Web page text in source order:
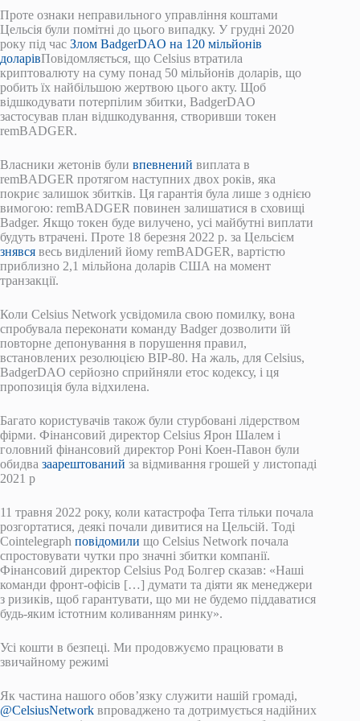
Проте ознаки неправильного управління коштами
Цельсія були помітні до цього випадку. У грудні 2020
року під час Злом BadgerDAO на 120 мільйонів
доларівПовідомляється, що Celsius втратила
криптовалюту на суму понад 50 мільйонів доларів, що
робить їх найбільшою жертвою цього акту. Щоб
відшкодувати потерпілим збитки, BadgerDAO
застосував план відшкодування, створивши токен
remBADGER.
Власники жетонів були впевнений виплата в
remBADGER протягом наступних двох років, яка
покриє залишок збитків. Ця гарантія була лише з однією
вимогою: remBADGER повинен залишатися в сховищі
Badger. Якщо токен буде вилучено, усі майбутні виплати
будуть втрачені. Проте 18 березня 2022 р. за Цельсієм
знявся весь виділений йому remBADGER, вартістю
приблизно 2,1 мільйона доларів США на момент
транзакції.
Коли Celsius Network усвідомила свою помилку, вона
спробувала переконати команду Badger дозволити їй
повторне депонування в порушення правил,
встановлених резолюцією BIP-80. На жаль, для Celsius,
BadgerDAO серйозно сприйняли етос кодексу, і ця
пропозиція була відхилена.
Багато користувачів також були стурбовані лідерством
фірми. Фінансовий директор Celsius Ярон Шалем і
головний фінансовий директор Роні Коен-Павон були
обидва заарештований за відмивання грошей у листопаді
2021 р
11 травня 2022 року, коли катастрофа Terra тільки почала
розгортатися, деякі почали дивитися на Цельсій. Тоді
Cointelegraph повідомили що Celsius Network почала
спростовувати чутки про значні збитки компанії.
Фінансовий директор Celsius Род Болгер сказав: «Наші
команди фронт-офісів […] думати та діяти як менеджери
з ризиків, щоб гарантувати, що ми не будемо піддаватися
будь-яким істотним коливанням ринку».
Усі кошти в безпеці. Ми продовжуємо працювати в
звичайному режимі
Як частина нашого обов’язку служити нашій громаді,
@CelsiusNetwork впроваджено та дотримується надійних